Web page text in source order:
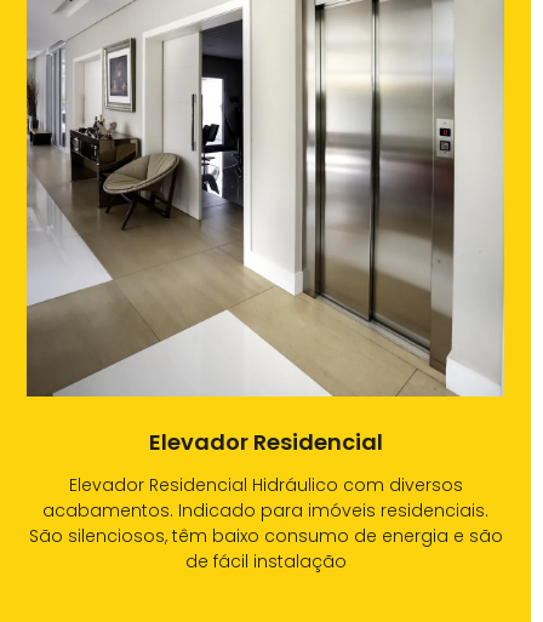
Elevador Residencial
Elevador Residencial Hidráulico com diversos
acabamentos. Indicado para imóveis residenciais.
São silenciosos, têm baixo consumo de energia e são
de fácil instalação